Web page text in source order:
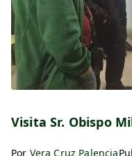
Visita Sr. Obispo
Por Vera Cruz Palencia